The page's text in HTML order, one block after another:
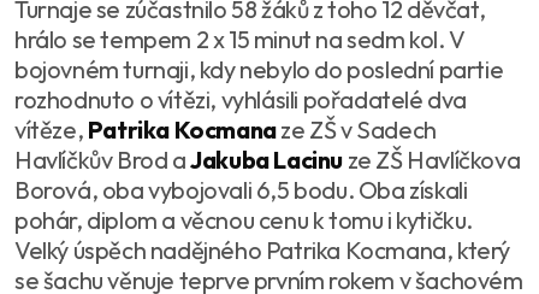
Turnaje se zúčastnilo 58 žáků z toho 12 děvčat,
hrálo se tempem 2 x 15 minut na sedm kol. V
bojovném turnaji, kdy nebylo do poslední partie
rozhodnuto o vítězi, vyhlásili pořadatelé dva
vítěze, Patrika Kocmanaze ZŠ v Sadech
Havlíčkův Brod aJakuba Lacinu ze ZŠ Havlíčkova
Borová, oba vybojovali 6,5 bodu. Oba získali
pohár, diplom a věcnou cenu k tomu i kytičku.
Velký úspěch nadějného Patrika Kocmana, který
se šachu věnuje teprve prvním rokem v šachovém